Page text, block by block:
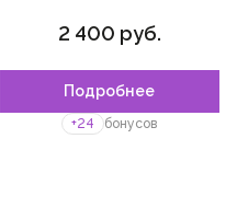
2 400 руб.
Подробнее
+24 бонусов